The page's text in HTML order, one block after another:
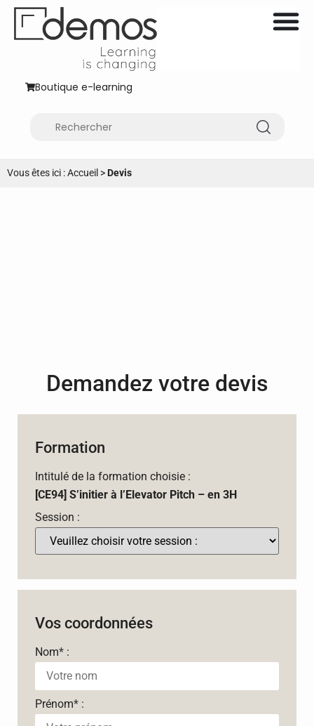
Boutique e-learning
Vous êtes ici :Accueil >Devis
Demandez votre devis
Formation
Intitulé de la formation choisie :
[CE94] S’initier à l’Elevator Pitch – en 3H
Session :
Vos coordonnées
Nom* :
Prénom* :